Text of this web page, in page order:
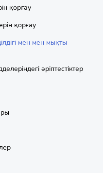
қорғау
қорғау
мен мен мықты
әріптестіктер